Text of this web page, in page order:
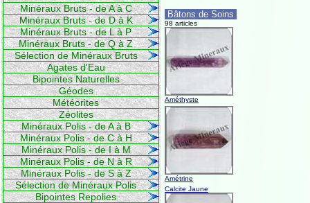
Minéraux Bruts - de A à C
Minéraux Bruts - de D à K
Minéraux Bruts - de L à P
Minéraux Bruts - de Q à Z
Sélection de Minéraux Bruts
Agates d'Eau
Bipointes Naturelles
Géodes
Météorites
Zéolites
Minéraux Polis - de A à B
Minéraux Polis - de C à H
Minéraux Polis - de I à M
Minéraux Polis - de N à R
Minéraux Polis - de S à Z
Sélection de Minéraux Polis
Bipointes Repolies
Bâtons de Soins
98 articles
Améthyste
Amétrine
Calcite Jaune